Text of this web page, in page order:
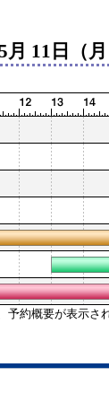
11日（月
約概要が表示さ